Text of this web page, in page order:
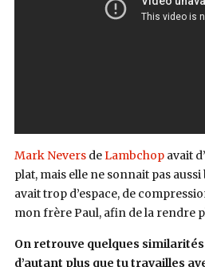
Mark NeversdeLambchopavait
plat, mais elle ne sonnait pas
avait trop d’espace, de
mon frère Paul, afin de la rendre
On retrouve quelques
d’autant plus que tu travailles